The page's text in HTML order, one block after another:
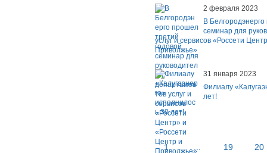
2 февраля 2023
В
семинар для
услуг и сервисов «Россети
Приволжье»
31 января 2023
Филиалу
лет!
1 ... 19 20